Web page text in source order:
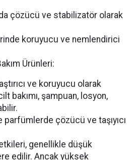
çözücü ve stabilizatör olarak
koruyucu ve nemlendirici
Ürünleri:
ve koruyucu olarak
bakımı, şampuan, losyon,
çözücü ve taşıyıcı
genellikle düşük
edilir. Ancak yüksek